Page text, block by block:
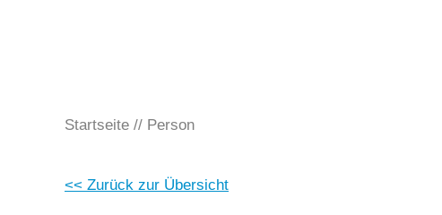
Startseite Person
<< Zurück zur Übersicht